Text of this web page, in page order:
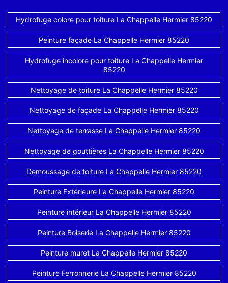
Hydrofuge colore pour toiture La Chappelle Hermier 85220
Peinture façade La Chappelle Hermier 85220
Hydrofuge incolore pour toiture La Chappelle Hermier
85220
Nettoyage de toiture La Chappelle Hermier 85220
Nettoyage de façade La Chappelle Hermier 85220
Nettoyage de terrasse La Chappelle Hermier 85220
Nettoyage de gouttières La Chappelle Hermier 85220
Demoussage de toiture La Chappelle Hermier 85220
Peinture Extérieure La Chappelle Hermier 85220
Peinture intérieur La Chappelle Hermier 85220
Peinture Boiserie La Chappelle Hermier 85220
Peinture muret La Chappelle Hermier 85220
Peinture Ferronnerie La Chappelle Hermier 85220